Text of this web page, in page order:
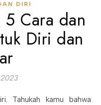
DIRI
Cara dan
Diri dan